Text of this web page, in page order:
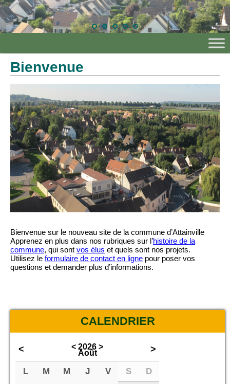
Bienvenue
Bienvenue sur le nouveau site de la commune d’Attainville
Apprenez en plus dans nos rubriques sur l’histoire de la
commune, qui sont vos élus et quels sont nos projets.
Utilisez le formulaire de contact en ligne pour poser vos
questions et demander plus d’informations.
CALENDRIER
< < 2026 >
Août >
L M M J V S D